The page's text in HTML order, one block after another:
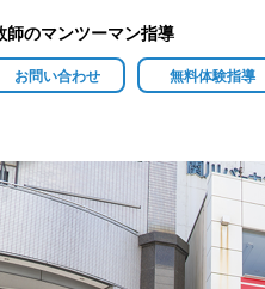
のマンツーマン指導
お問い合わせ 無料体験指導